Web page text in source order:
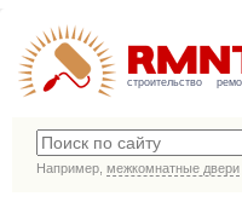
строительство
Например, межкомнатные двери